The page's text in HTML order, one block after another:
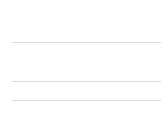
78
138
96
138